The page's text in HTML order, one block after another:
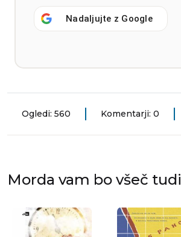
Nadaljujte z Google
Ogledi: 560 Komentarji: 0
Morda vam bo všeč tudi